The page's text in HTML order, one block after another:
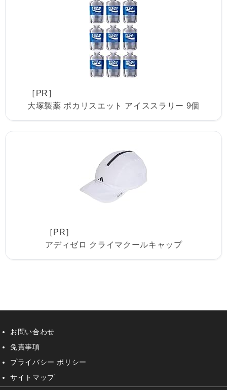
［PR］
大塚製薬 ポカリスエット アイススラリー 9個
［PR］
アディゼロ クライマクールキャップ
お問い合わせ
免責事項
プライバシー ポリシー
サイトマップ